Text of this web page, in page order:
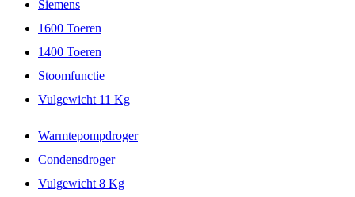
Siemens
1600 Toeren
1400 Toeren
Stoomfunctie
Vulgewicht 11 Kg
Warmtepompdroger
Condensdroger
Vulgewicht 8 Kg